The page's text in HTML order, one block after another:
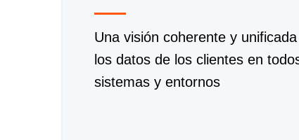
Una visión coherente y
los datos de los clientes en
sistemas y entornos